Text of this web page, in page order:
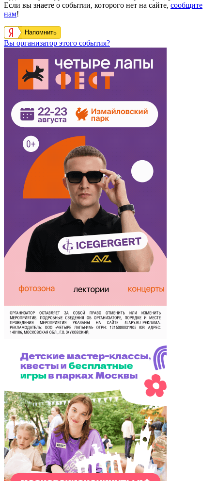
Если вы знаете о событии, которого нет на сайте, сообщите
нам!
Напомнить
Вы организатор этого события?